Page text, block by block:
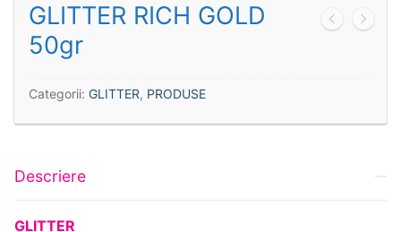
GLITTER RICH GOLD
50gr
Categorii: GLITTER, PRODUSE
Descriere
GLITTER